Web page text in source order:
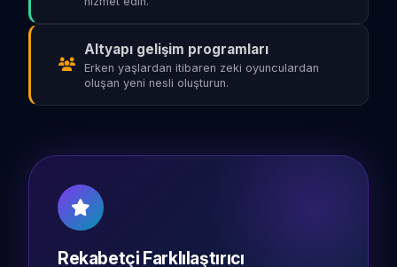
Altyapı gelişim programları
Erken yaşlardan itibaren zeki oyunculardan
oluşan yeni nesli oluşturun.
Rekabetçi Farklılaştırıcı